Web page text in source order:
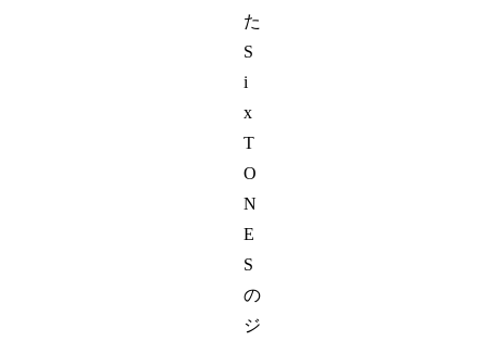
た
S
i
x
T
O
N
E
S
の
ジ